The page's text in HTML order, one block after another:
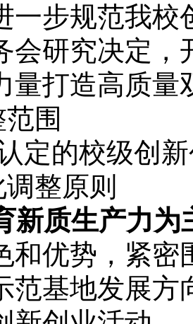
一步规范我
会研究决定
量打造高质量
围
定的校级创
整原则
新质生产力为
和优势，紧密
范基地发展